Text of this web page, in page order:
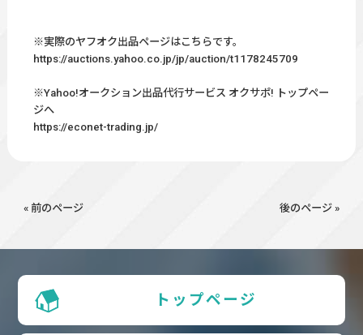
※実際のヤフオク出品ページはこちらです。
https://auctions.yahoo.co.jp/jp/auction/t1178245709
※Yahoo!オークション出品代行サービス オクサポ! トップペー
ジへ
https://econet-trading.jp/
« 前のページ 後のページ »
トップページ